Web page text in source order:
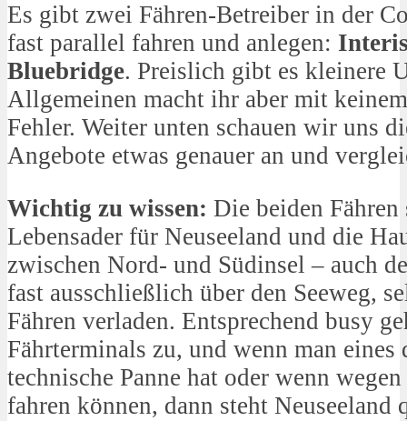
Es gibt zwei Fähren-Betreiber in der
fast parallel fahren und anlegen:
Bluebridge. Preislich gibt es kleinere
Allgemeinen macht ihr aber mit
Fehler. Weiter unten schauen wir uns
Angebote etwas genauer an und
Wichtig zu wissen: Die beiden
Lebensader für Neuseeland und die
zwischen Nord- und Südinsel – auch
fast ausschließlich über den Seeweg,
Fähren verladen. Entsprechend busy
Fährterminals zu, und wenn man eines
technische Panne hat oder wenn
fahren können, dann steht Neuseeland